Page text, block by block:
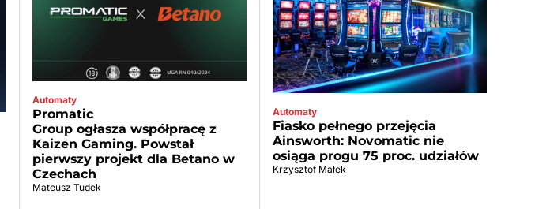
Automaty
Promatic
Group ogłasza współpracę z
Kaizen Gaming. Powstał
pierwszy projekt dla Betano w
Czechach
Mateusz Tudek
Automaty
Fiasko pełnego przejęcia
Ainsworth: Novomatic nie
osiąga progu 75 proc. udziałów
Krzysztof Małek